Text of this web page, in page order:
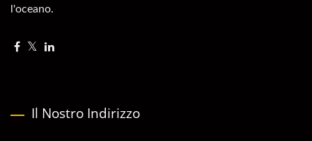
l'oceano.
Il Nostro Indirizzo